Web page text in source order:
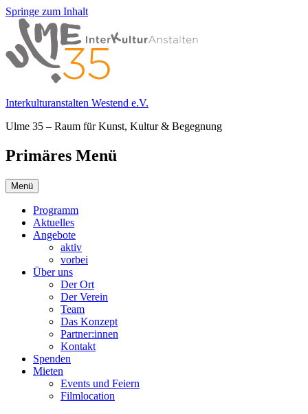
Springe zum Inhalt
Interkulturanstalten Westend e.V.
Ulme 35 – Raum für Kunst, Kultur & Begegnung
Primäres Menü
Menü
Programm
Aktuelles
Angebote
aktiv
vorbei
Über uns
Der Ort
Der Verein
Team
Das Konzept
Partner:innen
Kontakt
Spenden
Mieten
Events und Feiern
Filmlocation